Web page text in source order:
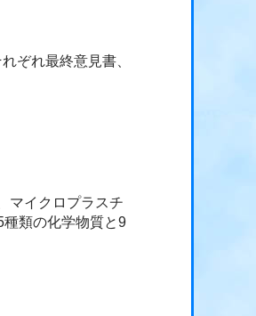
ぞれ最終意見書、
マイクロプラスチ
類の化学物質と9